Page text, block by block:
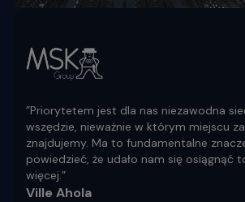
”Priorytetem jest dla nas niezawodna
wszędzie, nieważnie w którym miejscu
znajdujemy. Ma to fundamentalne
powiedzieć, że udało nam się osiągnąć
więcej.”
Ville Ahola